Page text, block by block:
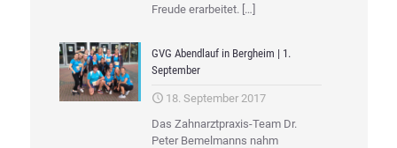
Freude erarbeitet. […]
GVG Abendlauf in Bergheim | 1.
September
18. September 2017
Das Zahnarztpraxis-Team Dr.
Peter Bemelmanns nahm